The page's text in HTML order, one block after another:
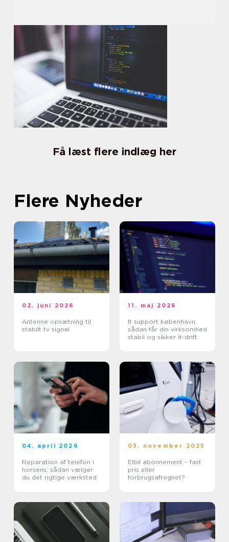
Få læst flere indlæg her
Flere Nyheder
02. juni 2026
Antenne opsætning til
stabilt tv signal
11. maj 2026
It support københavn:
sådan får din virksomhed
stabil og sikker it-drift
04. april 2026
Reparation af telefon i
horsens: sådan vælger
du det rigtige værksted
03. november 2025
Elbil abonnement – fast
pris eller
forbrugsafregnet?